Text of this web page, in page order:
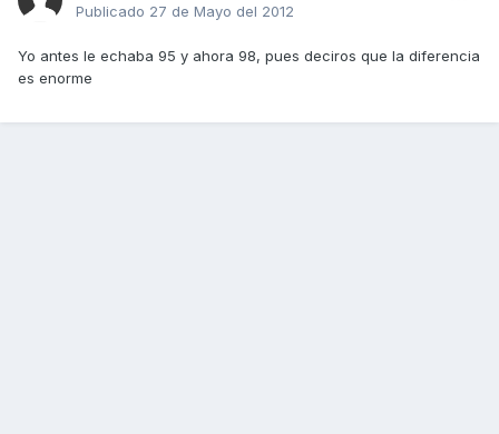
Publicado 27 de Mayo del 2012
Yo antes le echaba 95 y ahora 98, pues deciros que la diferencia
es enorme